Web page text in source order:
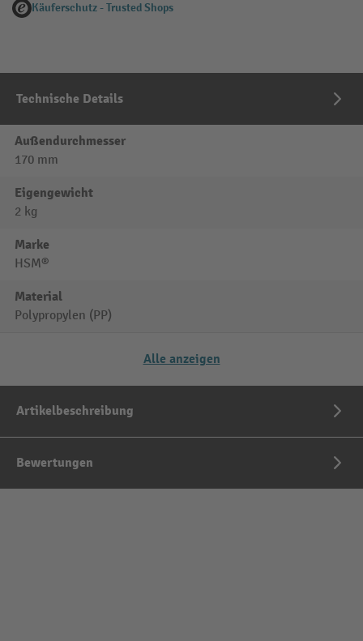
Käuferschutz - Trusted Shops
Technische Details
Außendurchmesser
170 mm
Eigengewicht
2 kg
Marke
HSM®
Material
Polypropylen (PP)
Alle anzeigen
Artikelbeschreibung
Bewertungen